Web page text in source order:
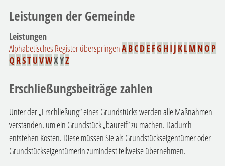
Leistungen der Gemeinde
Leistungen
Alphabetisches Register überspringenABCDE FG H I J KLM NO P
Q RSTUVWXYZ
Erschließungsbeiträge zahlen
Unter der „Erschließung“ eines Grundstücks werden alle Maßnahmen
verstanden, um ein Grundstück „baureif“ zu machen. Dadurch
entstehen Kosten. Diese müssen Sie als Grundstückseigentümer oder
Grundstückseigentümerin zumindest teilweise übernehmen.